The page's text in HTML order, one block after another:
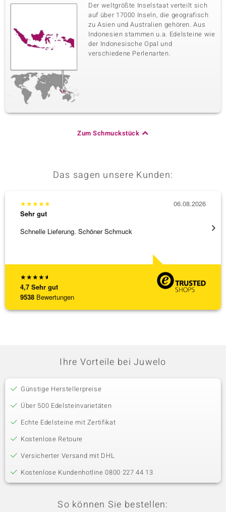
Der weltgrößte Inselstaat verteilt sich
auf über 17000 Inseln, die geografisch
zu Asien und Australien gehören. Aus
Indonesien stammen u.a. Edelsteine wie
der Indonesische Opal und
verschiedene Perlenarten.
Zum Schmuckstück
Das sagen unsere Kunden:
★★★★★
4,7 Sehr gut
9538 Bewertungen
★★★★★
Sehr gut
Schnelle Lieferung. Schöner Schmuck
06.08.2026
Ihre Vorteile bei Juwelo
Günstige Herstellerpreise
Über 500 Edelsteinvarietäten
Echte Edelsteine mit Zertifikat
Kostenlose Retoure
Versicherter Versand mit DHL
Kostenlose Kundenhotline 0800 227 44 13
So können Sie bestellen: